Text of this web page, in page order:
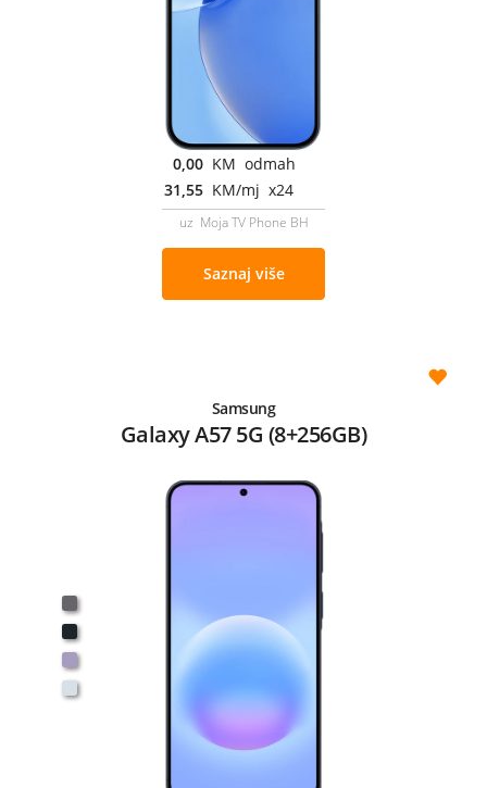
0,00 KM odmah
31,55 KM/mj x24
uz Moja TV Phone BH
Saznaj više
Samsung
Galaxy A57 5G (8+256GB)